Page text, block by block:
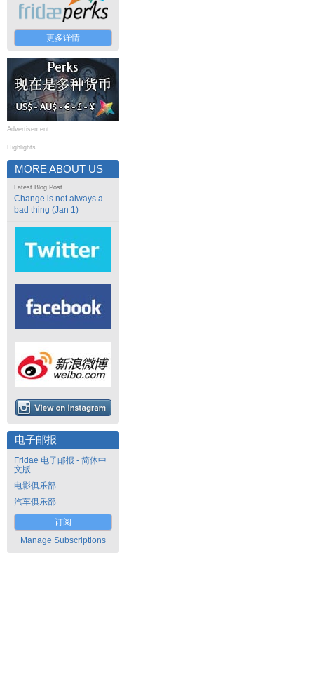
更多详情
Advertisement
Highlights
MORE ABOUT US
Latest Blog Post
Change is not always a
bad thing (Jan 1)
电子邮报
Fridae 电子邮报 - 简体中
文版
电影俱乐部
汽车俱乐部
订阅
Manage Subscriptions